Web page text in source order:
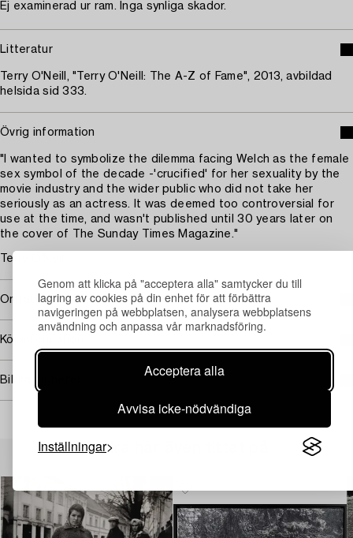
Genom att klicka på "acceptera alla" samtycker du till
lagring av cookies på din enhet för att förbättra
navigeringen på webbplatsen, analysera webbplatsens
användning och anpassa vår marknadsföring.
Acceptera alla
Avvisa icke-nödvändiga
Inställningar
Ej examinerad ur ram. Inga synliga skador.
Litteratur
Terry O'Neill, "Terry O'Neill: The A-Z of Fame", 2013, avbildad
helsida sid 333.
Övrig information
"I wanted to symbolize the dilemma facing Welch as the female
sex symbol of the decade -'crucified' for her sexuality by the
movie industry and the wider public who did not take her
seriously as an actress. It was deemed too controversial for
use at the time, and wasn't published until 30 years later on
the cover of The Sunday Times Magazine."
Terry O'Neill
Omfattas av följerätt
Köpinformation
Bildrättigheter
Andra har även tittat på